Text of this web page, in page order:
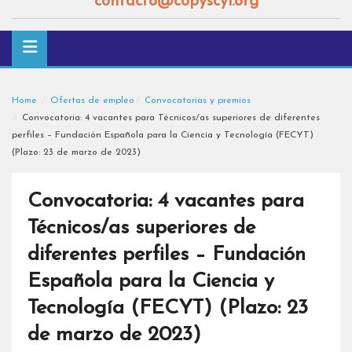
Home Ofertas de empleo
Convocatorias y premios
Convocatoria: 4 vacantes para Técnicos/as superiores de diferentes
perfiles – Fundación Española para la Ciencia y Tecnología (FECYT)
(Plazo: 23 de marzo de 2023)
Convocatoria: 4 vacantes para
Técnicos/as superiores de
diferentes perfiles – Fundación
Española para la Ciencia y
Tecnología (FECYT) (Plazo: 23
de marzo de 2023)